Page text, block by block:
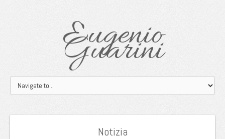
Eugenio
Guarini
Notizia